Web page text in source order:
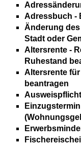
Adressbuch -
Änderung
Stadt oder
Altersrente -
Ruhestand
Altersrente
beantragen